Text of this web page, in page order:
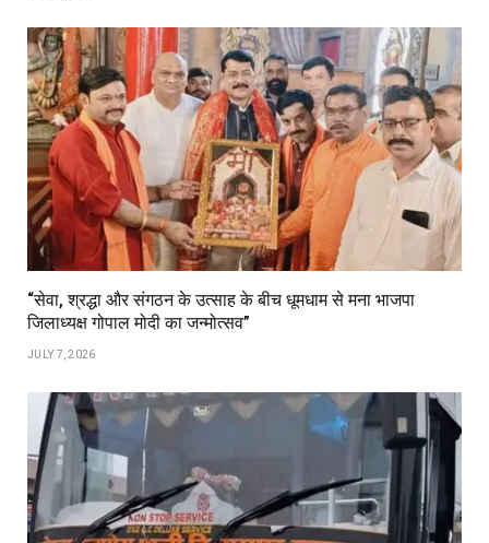
“सेवा, श्रद्धा और संगठन के उत्साह के बीच धूमधाम से मना भाजपा
जिलाध्यक्ष गोपाल मोदी का जन्मोत्सव”
JULY 7, 2026